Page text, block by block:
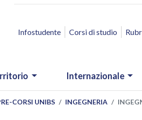
ACCESSO RAPIDO
Infostudente Corsi di studio
Internazionale
CORSI UNIBS INGEGNERIA